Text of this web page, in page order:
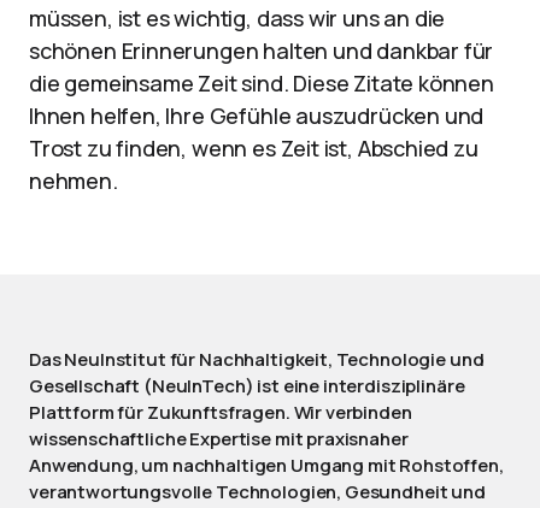
müssen, ist es wichtig, dass wir uns an die
schönen Erinnerungen halten und dankbar für
die gemeinsame Zeit sind. Diese Zitate können
Ihnen helfen, Ihre Gefühle auszudrücken und
Trost zu finden, wenn es Zeit ist, Abschied zu
nehmen.
Das NeuInstitut für Nachhaltigkeit, Technologie und
Gesellschaft (NeuInTech) ist eine interdisziplinäre
Plattform für Zukunftsfragen. Wir verbinden
wissenschaftliche Expertise mit praxisnaher
Anwendung, um nachhaltigen Umgang mit Rohstoffen,
verantwortungsvolle Technologien, Gesundheit und